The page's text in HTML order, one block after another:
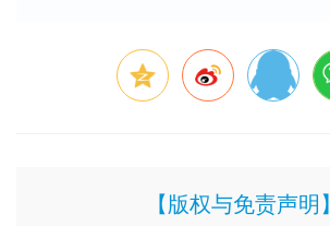
【版权与免责声明】